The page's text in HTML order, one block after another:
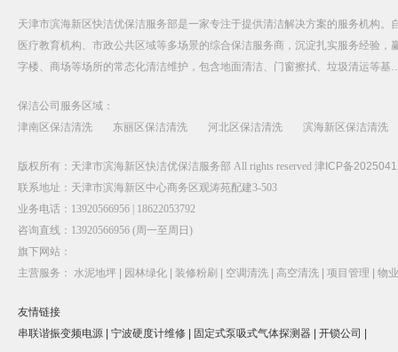
天津市滨海新区快洁优保洁服务部是一家专注于提供清洁解决方案的服务机构
医疗教育机构、市政公共区域等多场景的综合保洁服务商，沉淀扎实服务经验
字楼、商场等场所的常态化清洁维护，包含地面清洁、门窗擦拭、垃圾清运等基
保洁公司服务区域：
津南区保洁清洗
东丽区保洁清洗 河北区保洁清洗 滨海新区保洁清洗
版权所有：天津市滨海新区快洁优保洁服务部 All rights reserved 津ICP备
联系地址：天津市滨海新区中心商务区观涛苑配建3-503
业务电话：13920566956 | 18622053792
咨询直线：13920566956 (周一至周日)
旗下网站：
主营服务： 水泥地坪 | 园林绿化 | 装修粉刷 | 空调清洗 | 高空清洗 | 项目管理 | 物
友情链接
串联谐振变频电源 | 宁波硬度计维修 | 固定式泵吸式气体探测器 | 开锁公司 |